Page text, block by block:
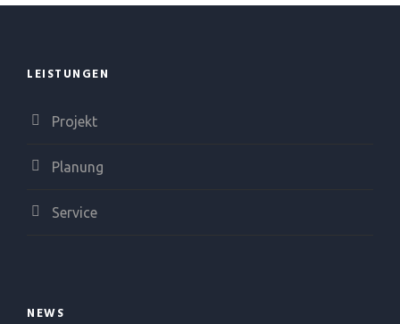
LEISTUNGEN
Projekt
Planung
Service
NEWS